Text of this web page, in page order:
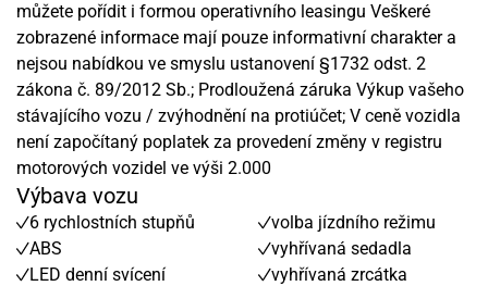
můžete pořídit i formou operativního leasingu Veškeré
zobrazené informace mají pouze informativní charakter a
nejsou nabídkou ve smyslu ustanovení §1732 odst. 2
zákona č. 89/2012 Sb.; Prodloužená záruka Výkup vašeho
stávajícího vozu / zvýhodnění na protiúčet; V ceně vozidla
není započítaný poplatek za provedení změny v registru
motorových vozidel ve výši 2.000
Výbava vozu
6 rychlostních stupňů
ABS
LED denní svícení
volba jízdního režimu
vyhřívaná sedadla
vyhřívaná zrcátka